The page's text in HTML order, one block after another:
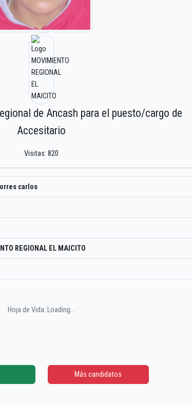
de Ancash para el puesto/cargo de
Accesitario
Visitas: 820
carlos
REGIONAL EL MAICITO
Hoja de Vida: Loading...
Más candidatos